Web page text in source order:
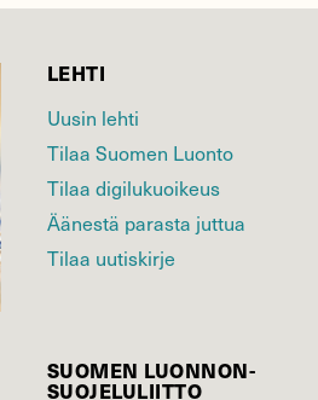
LEHTI
Uusin lehti
Tilaa Suomen Luonto
Tilaa digilukuoikeus
Äänestä parasta juttua
Tilaa uutiskirje
SUOMEN LUONNON­
SUOJELU­LIITTO